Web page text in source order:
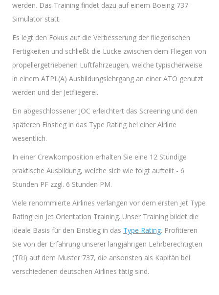
werden. Das Training findet dazu auf einem Boeing 737
Simulator statt.
Es legt den Fokus auf die Verbesserung der fliegerischen
Fertigkeiten und schließt die Lücke zwischen dem Fliegen von
propellergetriebenen Luftfahrzeugen, welche typischerweise
in einem ATPL(A) Ausbildungslehrgang an einer ATO genutzt
werden und der Jetfliegerei.
Ein abgeschlossener JOC erleichtert das Screening und den
späteren Einstieg in das Type Rating bei einer Airline
wesentlich.
In einer Crewkomposition erhalten Sie eine 12 Stündige
praktische Ausbildung, welche sich wie folgt aufteilt - 6
Stunden PF zzgl. 6 Stunden PM.
Viele renommierte Airlines verlangen vor dem ersten Jet Type
Rating ein Jet Orientation Training. Unser Training bildet die
ideale Basis für den Einstieg in das Type Rating. Profitieren
Sie von der Erfahrung unserer langjährigen Lehrberechtigten
(TRI) auf dem Muster 737, die ansonsten als Kapitän bei
verschiedenen deutschen Airlines tätig sind.